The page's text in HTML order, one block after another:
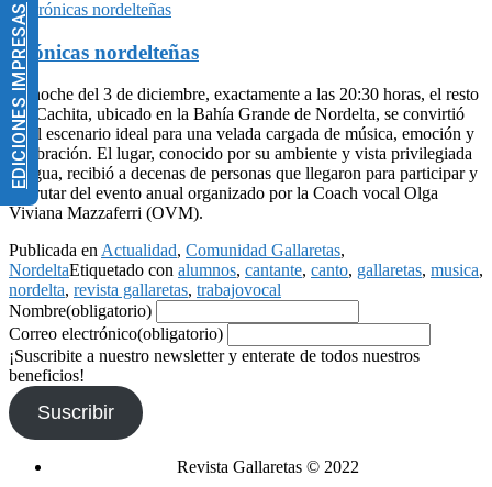
Crónicas nordelteñas
La noche del 3 de diciembre, exactamente a las 20:30 horas, el resto
bar Cachita, ubicado en la Bahía Grande de Nordelta, se convirtió
en el escenario ideal para una velada cargada de música, emoción y
celebración. El lugar, conocido por su ambiente y vista privilegiada
al agua, recibió a decenas de personas que llegaron para participar y
disfrutar del evento anual organizado por la Coach vocal Olga
Viviana Mazzaferri (OVM).
Publicada en Actualidad, Comunidad Gallaretas,
NordeltaEtiquetado con alumnos, cantante, canto, gallaretas, musica,
nordelta, revista gallaretas, trabajovocal
Nombre(obligatorio)
Correo electrónico(obligatorio)
¡Suscribite a nuestro newsletter y enterate de todos nuestros
beneficios!
Suscribir
Revista Gallaretas © 2022
EDICIONES IMPRESAS